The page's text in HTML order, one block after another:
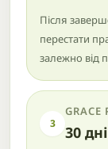
Після
перестати
залежно від
3
GRACE
30